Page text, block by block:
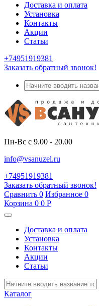
Доставка и оплата
Установка
Контакты
Акции
Статьи
+74951919381
Заказать обратный звонок!
Пн-Вс с 9.00 - 20.00
info@vsanuzel.ru
+74951919381
Заказать обратный звонок!
Сравнить 0 Избранное 0
Корзина 0 0 Р
Доставка и оплата
Установка
Контакты
Акции
Статьи
Каталог